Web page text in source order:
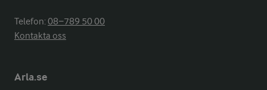
Telefon:08−789 50 00
Kontakta oss
Arla.se